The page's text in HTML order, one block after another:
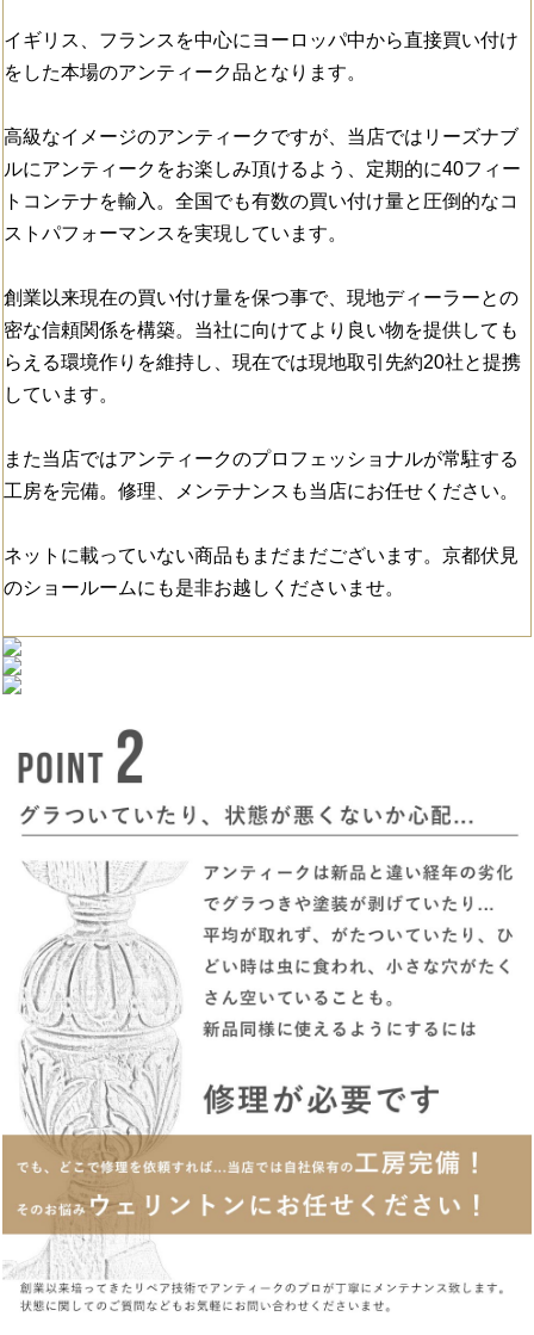
イギリス、フランスを中心にヨーロッパ中から直接買い付け
をした本場のアンティーク品となります。
高級なイメージのアンティークですが、当店ではリーズナブ
ルにアンティークをお楽しみ頂けるよう、定期的に40フィー
トコンテナを輸入。全国でも有数の買い付け量と圧倒的なコ
ストパフォーマンスを実現しています。
創業以来現在の買い付け量を保つ事で、現地ディーラーとの
密な信頼関係を構築。当社に向けてより良い物を提供しても
らえる環境作りを維持し、現在では現地取引先約20社と提携
しています。
また当店ではアンティークのプロフェッショナルが常駐する
工房を完備。修理、メンテナンスも当店にお任せください。
ネットに載っていない商品もまだまだございます。京都伏見
のショールームにも是非お越しくださいませ。